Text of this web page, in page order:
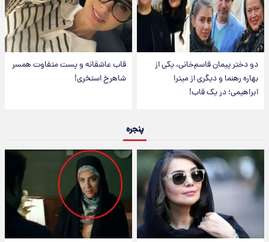
دو دختر پیمان قاسم‌خانی، یکی از
بهاره رهنما و دیگری از میترا
ابراهیمی؛ در یک قاب!
قاب عاشقانه و پست متفاوت همسر
شاهرخ استخری!
پنجره